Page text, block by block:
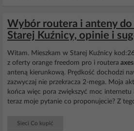
Wybór routera i anteny
Starej Kuźnicy, opinie i
Witam. Mieszkam w Starej Kuźnicy
z oferty orange freedom pro i routera
anteną kierunkową. Prędkość dochodzi
zazwyczaj nie przekracza 2-mega. Moja
końca więc pora zwiększyć moc internetu
teraz moje pytanie co proponujecie? Z
Sieci Co kupić